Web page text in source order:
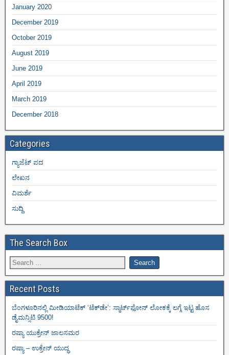
January 2020
December 2019
October 2019
August 2019
June 2019
April 2019
March 2019
December 2018
Categories
ಗ್ಯಾಜೆಟ್ ಪದ
ಲೇಖನ
ವಿಮರ್ಶೆ
ಸುದ್ದಿ
The Search Box
Recent Posts
ಬೆಂಗಳೂರಿನಲ್ಲಿ ಮೀಡಿಯಾಟೆಕ್‌ ‘ಟೆಕ್‌ಡೇ’: ಸ್ಮಾರ್ಟ್‌ಫೋನ್ ಲೋಕಕ್ಕೆ ಲಗ್ಗೆ ಇಟ್ಟ ಹೊಸ
ಡೈಮನ್ಸಿಟಿ 9500!
ರಷ್ಯಾ ಯುಕ್ರೇನ್ ಜಾಲಸಮರ
ರಷ್ಯಾ – ಉಕ್ರೇನ್ ಯುದ್ಧ